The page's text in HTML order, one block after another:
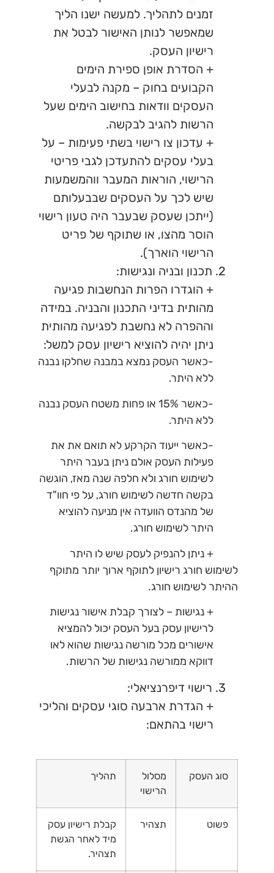
זמנים לתהליך. למעשה ישנו הליך
שמאפשר לנותן האישור לבטל את
רישיון העסק.
+ הסדרת אופן ספירת הימים
הקבועים בחוק – מקנה לבעלי
העסקים וודאות בחישוב הימים שעל
הרשות להגיב לבקשה.
+ עדכון צו רישוי בשתי פעימות – על
בעלי עסקים להתעדכן לגבי פריטי
הרישוי, הוראות המעבר ווהמשמעות
שיש לכך על העסקים שבבעלותם
(ייתכן שעסק שבעבר היה טעון רישוי
הוסר מהצו, או שתוקף של פריט
הרישוי הוארך).
2. תכנון ובניה ונגישות:
+ הוגדרו הפרות הנחשבות פגיעה
מהותית בדיני התכנון והבניה. במידה
וההפרה לא נחשבת לפגיעה מהותית
ניתן יהיה להוציא רישיון עסק למשל:
-כאשר העסק נמצא במבנה שחלקו נבנה
ללא היתר.
-כאשר 15% או פחות משטח העסק נבנה
ללא היתר.
-כאשר ייעוד הקרקע לא תואם את את
פעילות העסק אולם ניתן בעבר היתר
לשימוש חורג ולא חלפה שנה מאז, הוגשה
בקשה חדשה לשימוש חורג, על פי חוו"ד
של מהנדס הוועדה אין מניעה להוציא
היתר לשימוש חורג.
+ ניתן להנפיק לעסק שיש לו היתר
לשימוש חורג רישיון לתוקף ארוך יותר מתוקף
ההיתר לשימוש חורג.
+ נגישות – לצורך קבלת אישור נגישות
לרישיון עסק בעל העסק יכול להמציא
אישורים מכל מורשה נגישות שהוא לאו
דווקא ממורשה נגישות של הרשות.
3. רישוי דיפרנציאלי:
+ הגדרת ארבעה סוגי עסקים והליכי
רישוי בהתאם:
סוג העסק
מסלול
הרישוי
תהליך
פשוט תצהיר
קבלת רישיון עסק
מיד לאחר הגשת
תצהיר.